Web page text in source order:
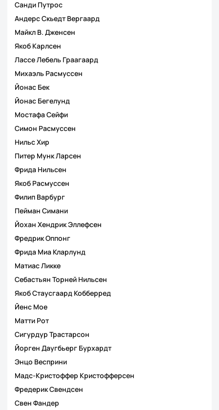
Санди Путрос
Андерс Скьедт Вергаард
Майкл В. Дженсен
Якоб Карлсен
Лассе Лебель Граагаард
Михаэль Расмуссен
Йонас Бек
Йонас Бегелунд
Мостафа Сейфи
Симон Расмуссен
Нильс Хир
Питер Мунк Ларсен
Фрида Нильсен
Якоб Расмуссен
Филип Варбург
Пейман Симани
Йохан Хендрик Эллефсен
Фредрик Оппонг
Фрида Миа Кларлунд
Матиас Ликке
Себастьян Торней Нильсен
Якоб Стаусгаард Кобберред
Йенс Мое
Матти Рот
Сигурдур Трастарсон
Йорген Даугбьерг Бурхардт
Энцо Весприни
Мадс-Кристоффер Кристофферсен
Фредерик Свендсен
Свен Фандер